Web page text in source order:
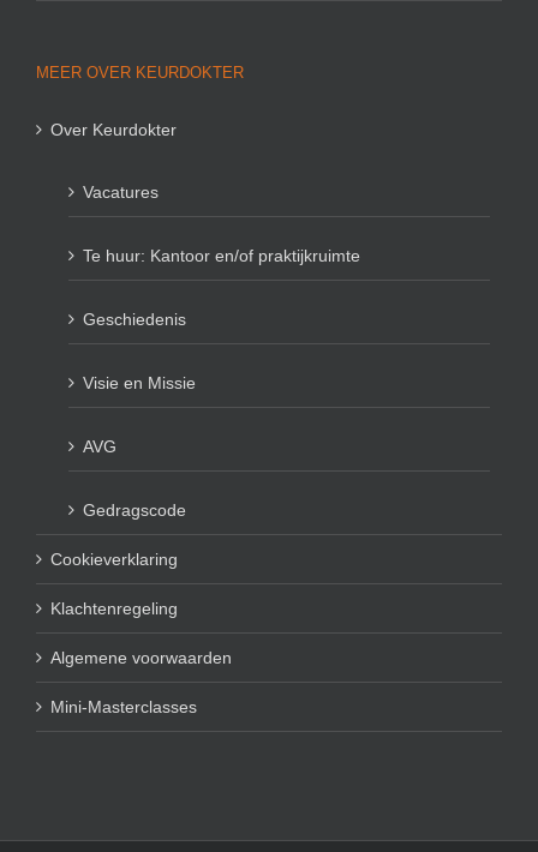
MEER OVER KEURDOKTER
Over Keurdokter
Vacatures
Te huur: Kantoor en/of praktijkruimte
Geschiedenis
Visie en Missie
AVG
Gedragscode
Cookieverklaring
Klachtenregeling
Algemene voorwaarden
Mini-Masterclasses